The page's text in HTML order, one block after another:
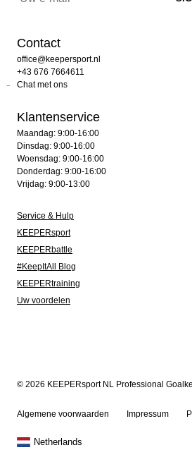
Contact
office@keepersport.nl
+43 676 7664611
Chat met ons
Klantenservice
Maandag: 9:00-16:00
Dinsdag: 9:00-16:00
Woensdag: 9:00-16:00
Donderdag: 9:00-16:00
Vrijdag: 9:00-13:00
Service & Hulp
KEEPERsport
KEEPERbattle
#KeepItAll Blog
KEEPERtraining
Uw voordelen
© 2026 KEEPERsport NL Professional
Algemene voorwaarden Impressum
Netherlands